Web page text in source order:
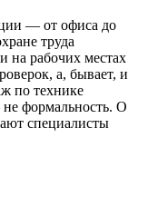
— от офиса до
труда
на рабочих местах
а, бывает, и
по технике
формальность. О
специалисты